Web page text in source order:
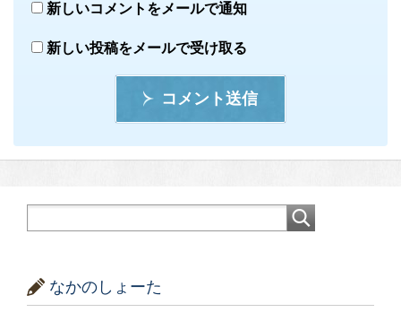
新しいコメントをメールで通知
新しい投稿をメールで受け取る
コメント送信
なかのしょーた